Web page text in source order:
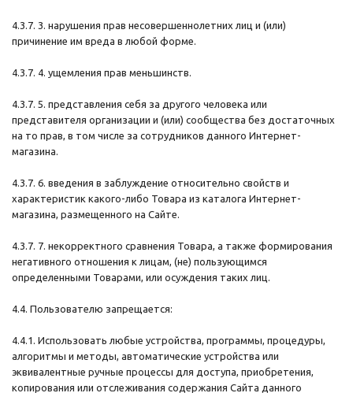
4.3.7. 3. нарушения прав несовершеннолетних лиц и (или)
причинение им вреда в любой форме.
4.3.7. 4. ущемления прав меньшинств.
4.3.7. 5. представления себя за другого человека или
представителя организации и (или) сообщества без достаточных
на то прав, в том числе за сотрудников данного Интернет-
магазина.
4.3.7. 6. введения в заблуждение относительно свойств и
характеристик какого-либо Товара из каталога Интернет-
магазина, размещенного на Сайте.
4.3.7. 7. некорректного сравнения Товара, а также формирования
негативного отношения к лицам, (не) пользующимся
определенными Товарами, или осуждения таких лиц.
4.4. Пользователю запрещается:
4.4.1. Использовать любые устройства, программы, процедуры,
алгоритмы и методы, автоматические устройства или
эквивалентные ручные процессы для доступа, приобретения,
копирования или отслеживания содержания Сайта данного